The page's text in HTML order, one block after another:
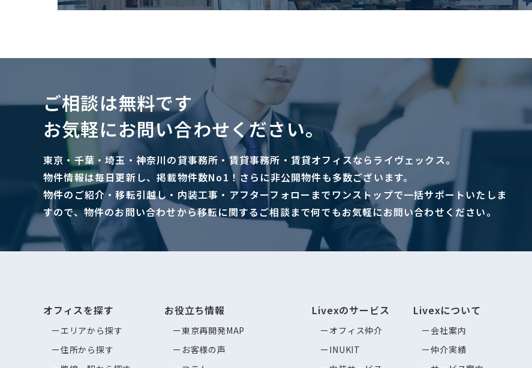
ご相談は無料です
お気軽にお問い合わせください。
東京・千葉・埼玉・神奈川の貸事務所・賃貸事務所・賃貸オフィスならライヴェックス。
物件情報は毎日更新し、掲載物件数No1！さらに非公開物件も多数ございます。
物件のご紹介・移転引越し・内装工事・アフターフォローまでワンストップで一括サポートいたしま
すので、物件のお問い合わせから移転に関するご相談まで何でもお気軽にお問い合わせください。
オフィスを探す
エリアから探す
住所から探す
お役立ち情報
東京再開発MAP
お客様の声
Livexのサービス
オフィス仲介
INUKIT
Livexについて
会社案内
仲介実績